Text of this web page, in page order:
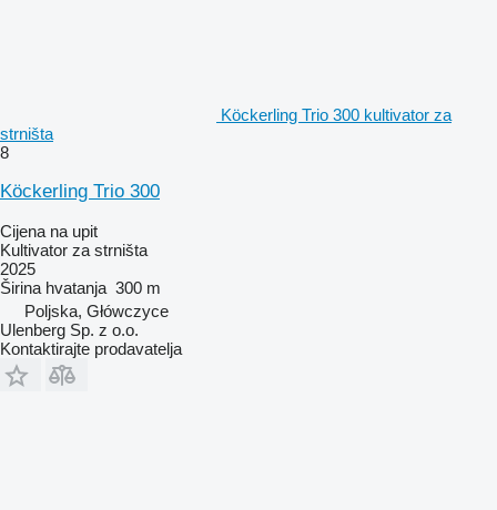
Köckerling Trio 300 kultivator za
strništa
8
Köckerling Trio 300
Cijena na upit
Kultivator za strništa
2025
Širina hvatanja 300 m
Poljska, Główczyce
Ulenberg Sp. z o.o.
Kontaktirajte prodavatelja